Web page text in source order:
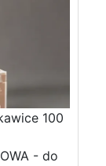
100
- do